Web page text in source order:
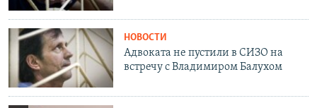
НОВОСТИ
Адвоката не пустили в СИЗО на
встречу с Владимиром Балухом